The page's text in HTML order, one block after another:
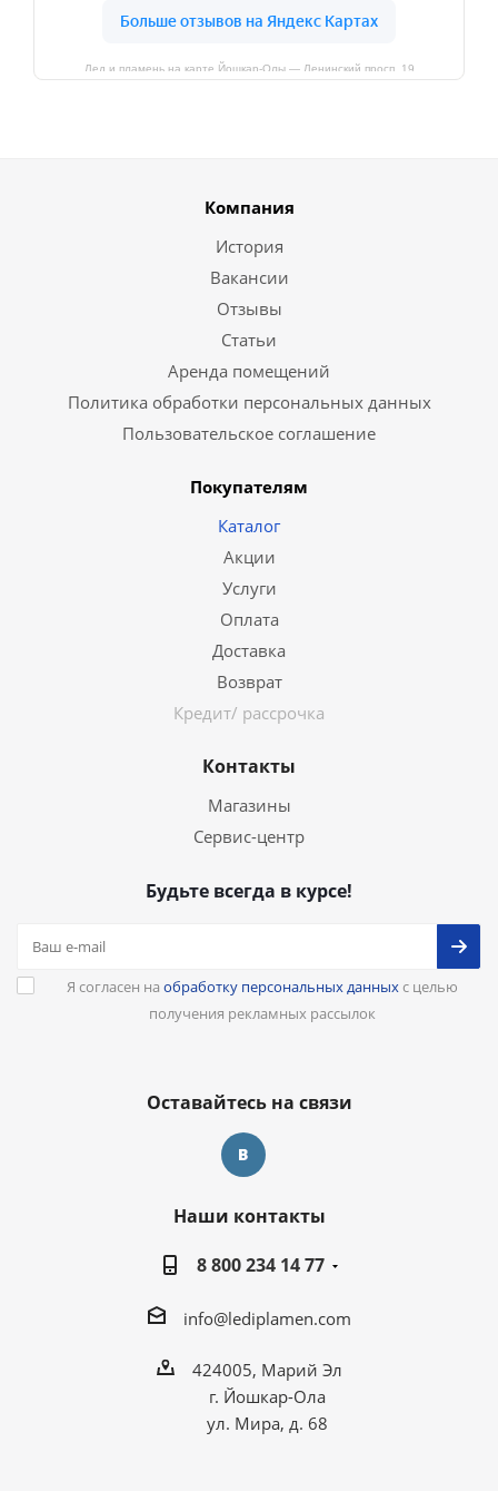
Лед и пламень на карте Йошкар‑Олы — Ленинский просп.,19
Компания
История
Вакансии
Отзывы
Статьи
Аренда помещений
Политика обработки персональных данных
Пользовательское соглашение
Покупателям
Каталог
Акции
Услуги
Оплата
Доставка
Возврат
Кредит/ рассрочка
Контакты
Магазины
Сервис-центр
Будьте всегда в курсе!
Я согласен на обработку персональных данныхс целью
получения рекламных рассылок
Оставайтесь на связи
Наши контакты
8 800 234 14 77
info@lediplamen.com
424005, Марий Эл
г. Йошкар-Ола
ул. Мира, д. 68